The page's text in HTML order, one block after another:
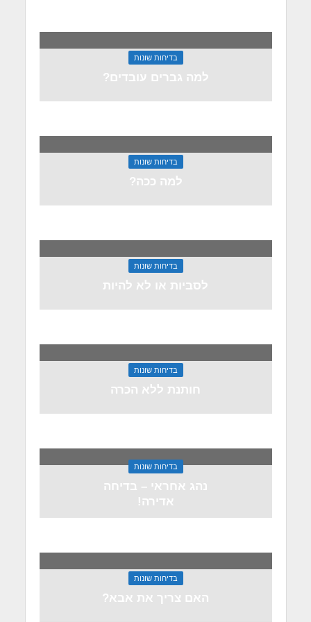
בדיחות שונות
למה גברים עובדים?
בדיחות שונות
למה ככה?
בדיחות שונות
לסביות או לא להיות
בדיחות שונות
חותנת ללא הכרה
בדיחות שונות
נהג אחראי – בדיחה
אדירה!
בדיחות שונות
האם צריך את אבא?